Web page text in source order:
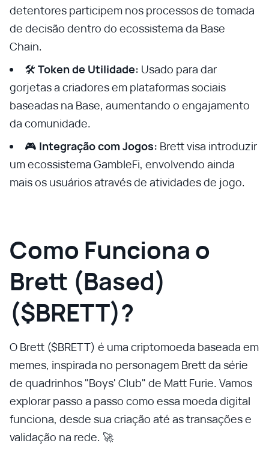
detentores participem nos processos de tomada
de decisão dentro do ecossistema da Base
Chain.
🛠️ Token de Utilidade: Usado para dar
gorjetas a criadores em plataformas sociais
baseadas na Base, aumentando o engajamento
da comunidade.
🎮 Integração com Jogos: Brett visa introduzir
um ecossistema GambleFi, envolvendo ainda
mais os usuários através de atividades de jogo.
Como Funciona o
Brett (Based)
($BRETT)?
O Brett ($BRETT) é uma criptomoeda baseada em
memes, inspirada no personagem Brett da série
de quadrinhos "Boys' Club" de Matt Furie. Vamos
explorar passo a passo como essa moeda digital
funciona, desde sua criação até as transações e
validação na rede. 🚀